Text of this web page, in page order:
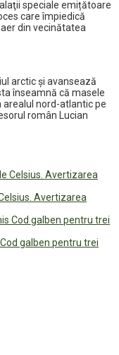
speciale emițătoare
care împiedică
din vecinătatea
arctic și avansează
înseamnă că masele
arealul nord-atlantic pe
român Lucian
Avertizarea
galben pentru trei